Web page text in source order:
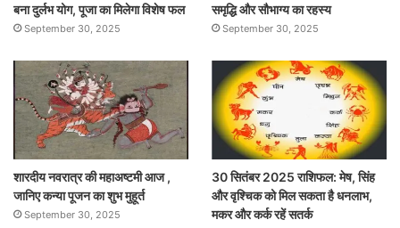
बना दुर्लभ योग, पूजा का मिलेगा विशेष फल
September 30, 2025
समृद्धि और सौभाग्य का रहस्य
September 30, 2025
शारदीय नवरात्र की महाअष्टमी आज ,
जानिए कन्या पूजन का शुभ मुहूर्त
September 30, 2025
30 सितंबर 2025 राशिफल: मेष, सिंह
और वृश्चिक को मिल सकता है धनलाभ,
मकर और कर्क रहें सतर्क